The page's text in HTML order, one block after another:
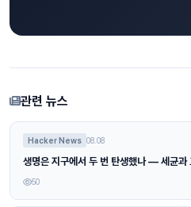
관련 뉴스
Hacker News 08.08
생명은 지구에서 두 번 탄생했나 — 세균과
50